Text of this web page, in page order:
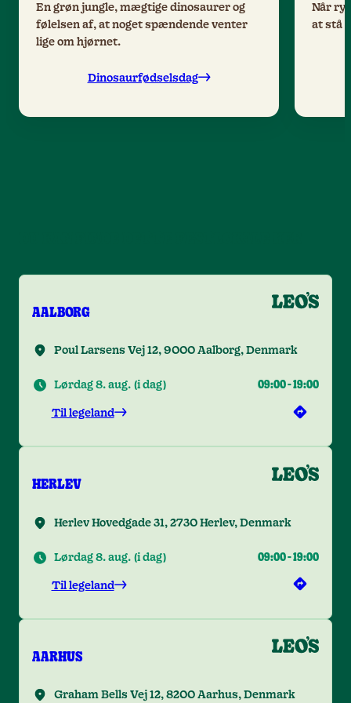
En grøn jungle, mægtige dinosaurer og
følelsen af, at noget spændende venter
lige om hjørnet.
Dinosaurfødselsdag
Når
at stå
AALBORG
Poul Larsens Vej 12, 9000 Aalborg, Denmark
Lørdag 8. aug. (i dag) 09:00-19:00
Til legeland
HERLEV
Herlev Hovedgade 31, 2730 Herlev, Denmark
Lørdag 8. aug. (i dag) 09:00-19:00
Til legeland
AARHUS
Graham Bells Vej 12, 8200 Aarhus, Denmark